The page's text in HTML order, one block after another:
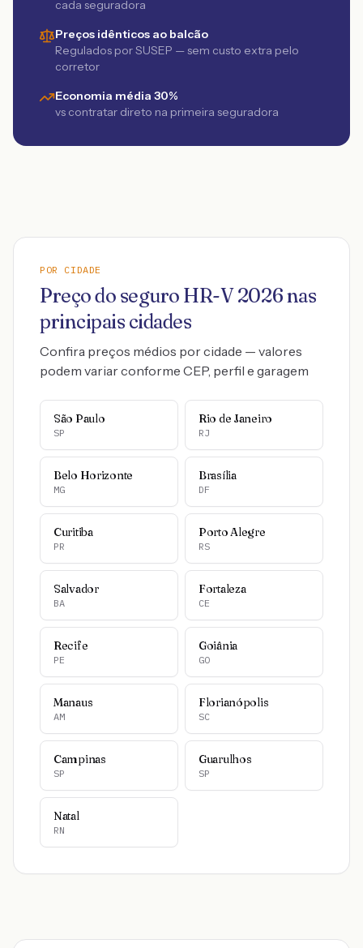
cada seguradora
Preços idênticos ao balcão
Regulados por SUSEP — sem custo extra pelo
corretor
Economia média 30%
vs contratar direto na primeira seguradora
POR CIDADE
Preço do seguro HR-V2026nas
principais cidades
Confira preços médios por cidade — valores
podem variar conforme CEP, perfil e garagem
São Paulo
SP
Rio de Janeiro
RJ
Belo Horizonte
MG
Brasília
DF
Curitiba
PR
Porto Alegre
RS
Salvador
BA
Fortaleza
CE
Recife
PE
Goiânia
GO
Manaus
AM
Florianópolis
SC
Campinas
SP
Guarulhos
SP
Natal
RN